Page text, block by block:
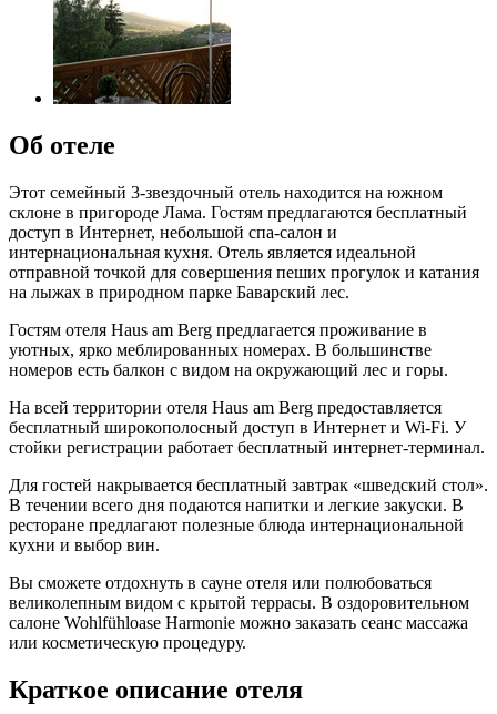
Об отеле
Этот семейный 3-звездочный отель находится на южном
склоне в пригороде Лама. Гостям предлагаются бесплатный
доступ в Интернет, небольшой спа-салон и
интернациональная кухня. Отель является идеальной
отправной точкой для совершения пеших прогулок и катания
на лыжах в природном парке Баварский лес.
Гостям отеля Haus am Berg предлагается проживание в
уютных, ярко меблированных номерах. В большинстве
номеров есть балкон с видом на окружающий лес и горы.
На всей территории отеля Haus am Berg предоставляется
бесплатный широкополосный доступ в Интернет и Wi-Fi. У
стойки регистрации работает бесплатный интернет-терминал.
Для гостей накрывается бесплатный завтрак «шведский стол».
В течении всего дня подаются напитки и легкие закуски. В
ресторане предлагают полезные блюда интернациональной
кухни и выбор вин.
Вы сможете отдохнуть в сауне отеля или полюбоваться
великолепным видом с крытой террасы. В оздоровительном
салоне Wohlfühloase Harmonie можно заказать сеанс массажа
или косметическую процедуру.
Краткое описание отеля